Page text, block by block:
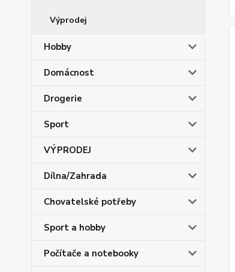
Výprodej
Hobby
Domácnost
Drogerie
Sport
VÝPRODEJ
Dílna/Zahrada
Chovatelské potřeby
Sport a hobby
Počítače a notebooky